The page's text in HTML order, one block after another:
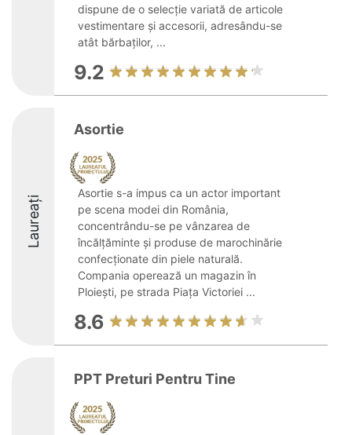
dispune de o selecție variată de articole
vestimentare și accesorii, adresându-se
atât bărbaților, ...
9.2
Laureați
Asortie
Asortie s-a impus ca un actor important
pe scena modei din România,
concentrându-se pe vânzarea de
încălțăminte și produse de marochinărie
confecționate din piele naturală.
Compania operează un magazin în
Ploiești, pe strada Piața Victoriei ...
8.6
PPT Preturi Pentru Tine